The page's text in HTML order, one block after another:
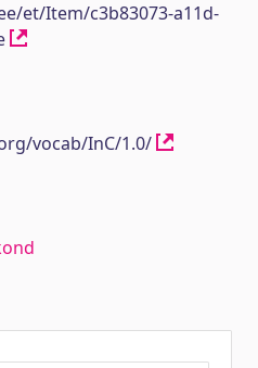
et/Item/c3b83073-a11d-
vocab/InC/1.0/